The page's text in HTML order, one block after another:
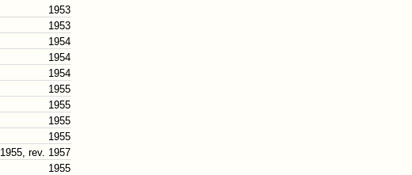
1953
1953
1954
1954
1954
1955
1955
1955
1955
1955, rev. 1957
1955